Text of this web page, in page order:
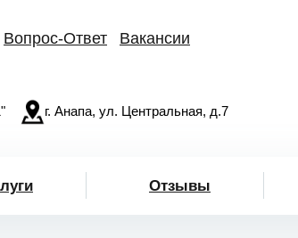
Вопрос-Ответ Вакансии
г. Анапа, ул. Центральная, д.7
Отзывы